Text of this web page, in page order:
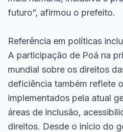
futuro”, afirmou o prefeito.
Referência em políticas
A participação de Poá na
mundial sobre os direitos
deficiência também reflete
implementados pela atual
áreas de inclusão,
direitos. Desde o início do